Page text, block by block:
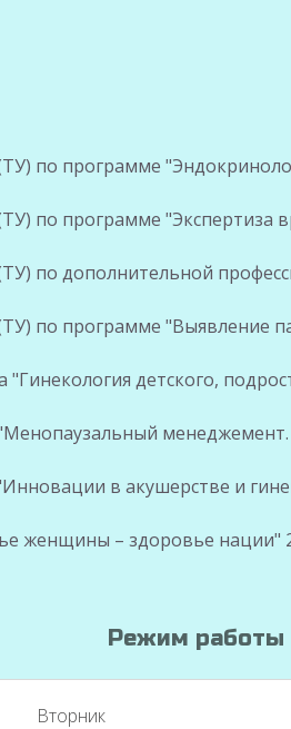
по программе
по программе "Экспертиза
по дополнительной
по программе "Выявление
детского,
менеджемент.
в акушерстве и
женщины – здоровье нации"
Режим работы
Вторник